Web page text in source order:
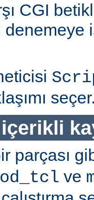
CGI
denemeye
parçası
ve